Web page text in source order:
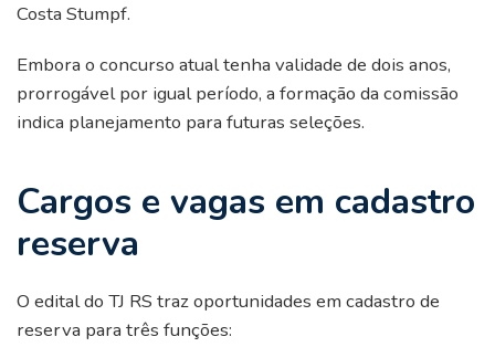
Costa Stumpf.
Embora o concurso atual tenha validade de dois anos,
prorrogável por igual período, a formação da comissão
indica planejamento para futuras seleções.
Cargos e vagas em cadastro
reserva
O edital do TJ RS traz oportunidades em cadastro de
reserva para três funções: